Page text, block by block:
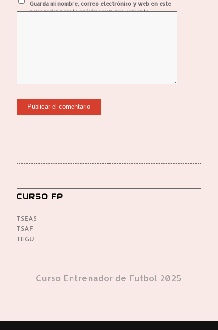
Guarda mi nombre, correo electrónico y web en este
navegador para la próxima vez que comente.
CURSO FP
TSEAS
TSAF
TEGU
Curso Entrenador de Futbol 2025